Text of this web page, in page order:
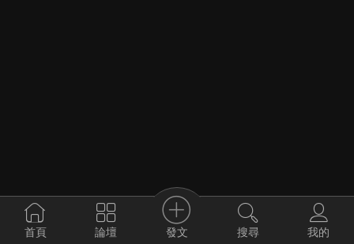
首頁 論壇 發文 搜尋 我的